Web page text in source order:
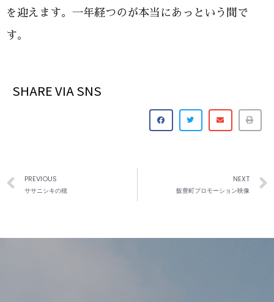
を迎えます。一年経つのが本当にあっという間で
す。
SHARE VIA SNS
PREVIOUS
ササニシキの穂
NEXT
飯豊町プロモーション映像